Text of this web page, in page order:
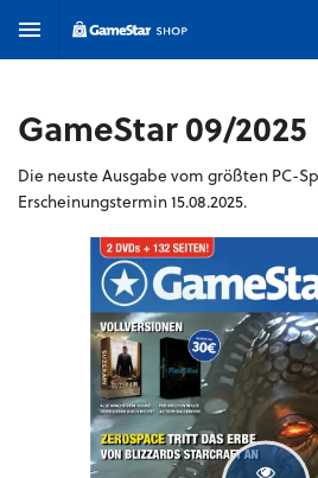
GameStar 09/2025
Die neuste Ausgabe vom größten PC-
Erscheinungstermin 15.08.2025.